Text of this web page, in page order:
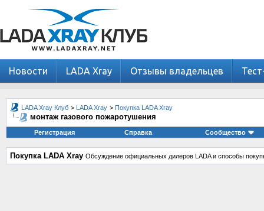
Новости LADA Xray Отзывы владельцев
LADA Xray Клуб > LADA Xray > Покупка LADA Xray
монтаж газового пожаротушения
Регистрация Справка Сообщество
Покупка LADA Xray Обсуждение официальных дилеров LADA и способы